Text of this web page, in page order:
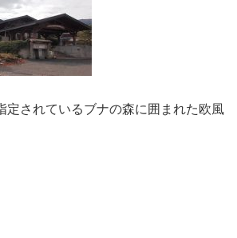
定されているブナの森に囲まれた欧風